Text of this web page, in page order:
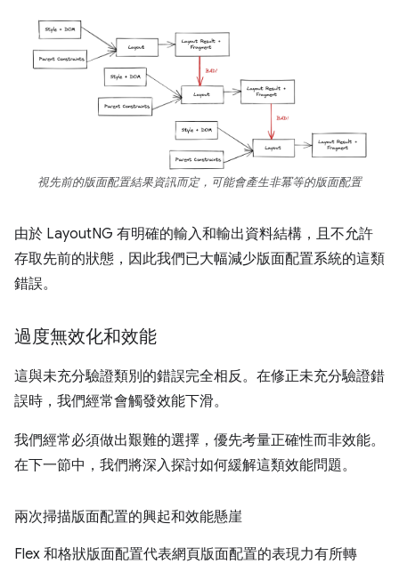
視先前的版面配置結果資訊而定，可能會產生非冪等的版面配置
由於 LayoutNG 有明確的輸入和輸出資料結構，且不允許
存取先前的狀態，因此我們已大幅減少版面配置系統的這類
錯誤。
過度無效化和效能
這與未充分驗證類別的錯誤完全相反。在修正未充分驗證錯
誤時，我們經常會觸發效能下滑。
我們經常必須做出艱難的選擇，優先考量正確性而非效能。
在下一節中，我們將深入探討如何緩解這類效能問題。
兩次掃描版面配置的興起和效能懸崖
Flex 和格狀版面配置代表網頁版面配置的表現力有所轉